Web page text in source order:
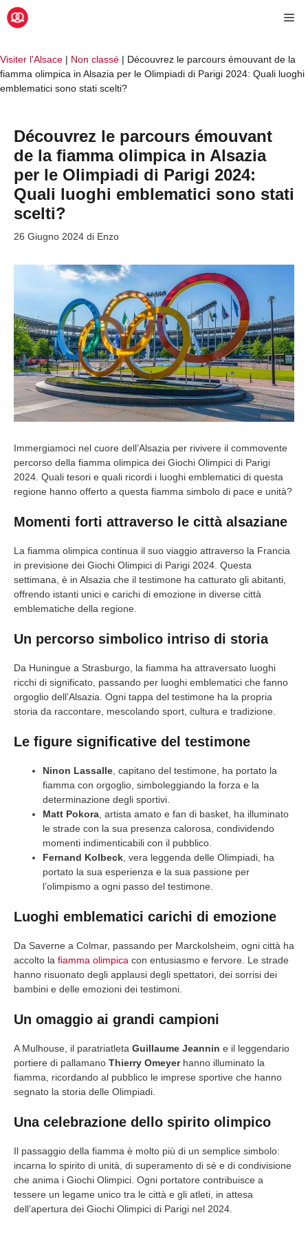
Vai
Visiter l'Alsace | Non classé | Découvrez le parcours émouvant de la
fiamma olimpica in Alsazia per le Olimpiadi di Parigi 2024: Quali luoghi
emblematici sono stati scelti?
Découvrez le parcours émouvant
de la fiamma olimpica in Alsazia
per le Olimpiadi di Parigi 2024:
Quali luoghi emblematici sono stati
scelti?
26 Giugno 2024 di Enzo
Immergiamoci nel cuore dell’Alsazia per rivivere il commovente
percorso della fiamma olimpica dei Giochi Olimpici di Parigi
2024. Quali tesori e quali ricordi i luoghi emblematici di questa
regione hanno offerto a questa fiamma simbolo di pace e unità?
Momenti forti attraverso le città alsaziane
La fiamma olimpica continua il suo viaggio attraverso la Francia
in previsione dei Giochi Olimpici di Parigi 2024. Questa
settimana, è in Alsazia che il testimone ha catturato gli abitanti,
offrendo istanti unici e carichi di emozione in diverse città
emblematiche della regione.
Un percorso simbolico intriso di storia
Da Huningue a Strasburgo, la fiamma ha attraversato luoghi
ricchi di significato, passando per luoghi emblematici che fanno
orgoglio dell’Alsazia. Ogni tappa del testimone ha la propria
storia da raccontare, mescolando sport, cultura e tradizione.
Le figure significative del testimone
Ninon Lassalle, capitano del testimone, ha portato la
fiamma con orgoglio, simboleggiando la forza e la
determinazione degli sportivi.
Matt Pokora, artista amato e fan di basket, ha illuminato
le strade con la sua presenza calorosa, condividendo
momenti indimenticabili con il pubblico.
Fernand Kolbeck, vera leggenda delle Olimpiadi, ha
portato la sua esperienza e la sua passione per
l’olimpismo a ogni passo del testimone.
Luoghi emblematici carichi di emozione
Da Saverne a Colmar, passando per Marckolsheim, ogni città ha
accolto la fiamma olimpica con entusiasmo e fervore. Le strade
hanno risuonato degli applausi degli spettatori, dei sorrisi dei
bambini e delle emozioni dei testimoni.
Un omaggio ai grandi campioni
A Mulhouse, il paratriatleta Guillaume Jeannin e il leggendario
portiere di pallamano Thierry Omeyerhanno illuminato la
fiamma, ricordando al pubblico le imprese sportive che hanno
segnato la storia delle Olimpiadi.
Una celebrazione dello spirito olimpico
Il passaggio della fiamma è molto più di un semplice simbolo:
incarna lo spirito di unità, di superamento di sé e di condivisione
che anima i Giochi Olimpici. Ogni portatore contribuisce a
tessere un legame unico tra le città e gli atleti, in attesa
dell’apertura dei Giochi Olimpici di Parigi nel 2024.